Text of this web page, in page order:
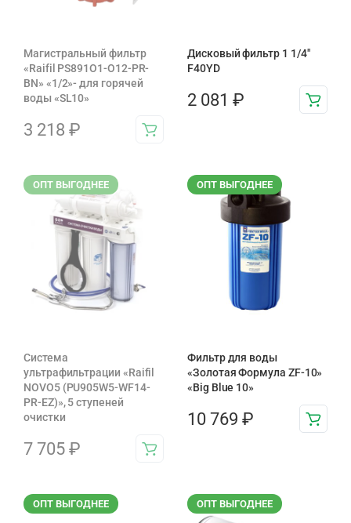
Магистральный фильтр
«Raifil PS891O1-O12-PR-
BN» «1/2»- для горячей
воды «SL10»
3 218 ₽
Дисковый фильтр 1 1/4″
F40YD
2 081 ₽
ОПТ ВЫГОДНЕЕ
Система
ультрафильтрации «Raifil
NOVO5 (PU905W5-WF14-
PR-EZ)», 5 ступеней
очистки
7 705 ₽
ОПТ ВЫГОДНЕЕ
Фильтр для воды
«Золотая Формула ZF-10»
«Big Blue 10»
10 769 ₽
ОПТ ВЫГОДНЕЕ ОПТ ВЫГОДНЕЕ